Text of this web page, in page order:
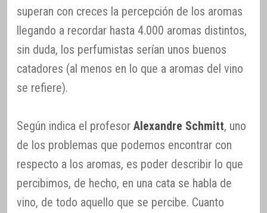
superan con creces la percepción de los aromas
llegando a recordar hasta 4.000 aromas distintos,
sin duda, los perfumistas serían unos buenos
catadores (al menos en lo que a aromas del vino
se refiere).
Según indica el profesor Alexandre Schmitt, uno
de los problemas que podemos encontrar con
respecto a los aromas, es poder describir lo que
percibimos, de hecho, en una cata se habla de
vino, de todo aquello que se percibe. Cuanto